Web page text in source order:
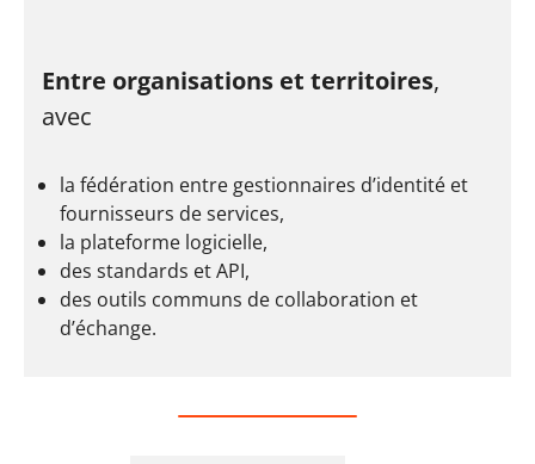
Entre organisations et territoires,
avec
la fédération entre gestionnaires d’identité et
fournisseurs de services,
la plateforme logicielle,
des standards et API,
des outils communs de collaboration et
d’échange.